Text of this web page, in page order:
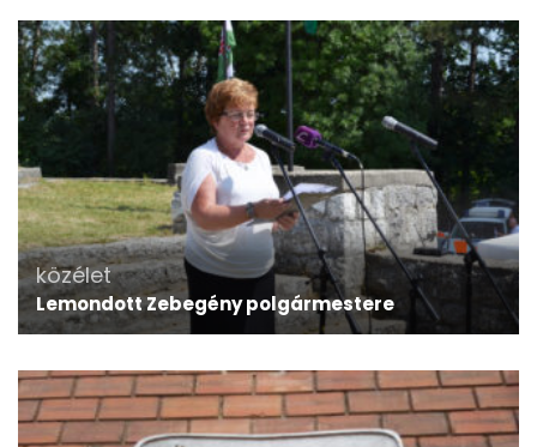
közélet
Lemondott Zebegény polgármestere